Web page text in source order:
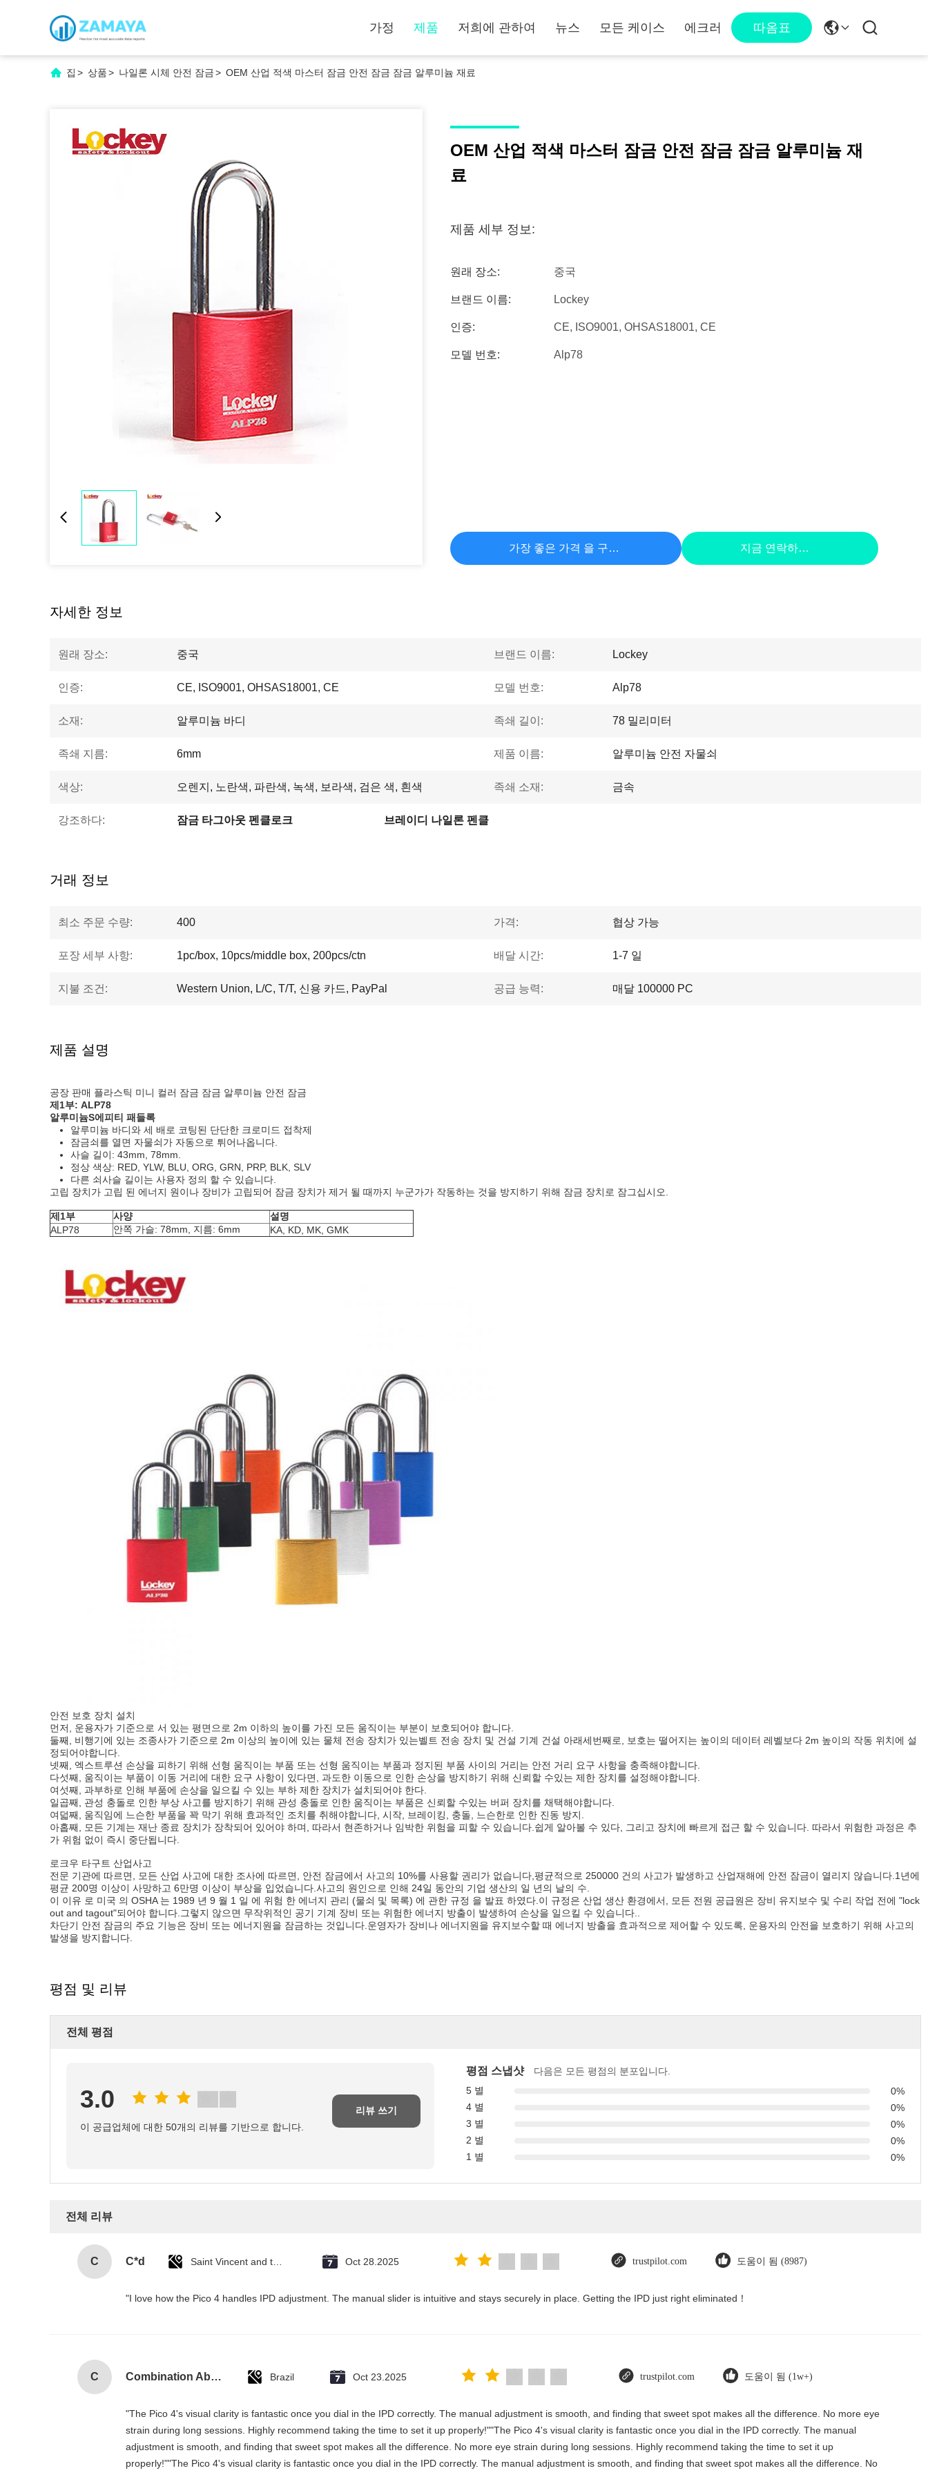
가정 제품 저희에 관하여 뉴스 모든 케이스 에크러 따옴표
집 > 상품> 나일론 시체 안전 잠금> OEM 산업 적색 마스터 잠금 안전 잠금 잠금 알루미늄 재료
OEM 산업 적색 마스터 잠금 안전 잠금 잠금 알루미늄 재
료
제품 세부 정보:
원래 장소: 중국
브랜드 이름: Lockey
인증: CE, ISO9001, OHSAS18001, CE
모델 번호: Alp78
가장 좋은 가격 을 구하라 지금 연락하세요
자세한 정보
원래 장소: 중국 브랜드 이름: Lockey
인증: CE, ISO9001, OHSAS18001, CE 모델 번호: Alp78
소재: 알루미늄 바디 족쇄 길이: 78 밀리미터
족쇄 지름: 6mm 제품 이름: 알루미늄 안전 자물쇠
색상: 오렌지, 노란색, 파란색, 녹색, 보라색, 검은 색, 흰색 족쇄 소재: 금속
강조하다: 잠금 타그아웃 펜클로크 브레이디 나일론 펜클
거래 정보
최소 주문 수량: 400 가격: 협상 가능
포장 세부 사항: 1pc/box, 10pcs/middle box, 200pcs/ctn 배달 시간: 1-7 일
지불 조건: Western Union, L/C, T/T, 신용 카드, PayPal 공급 능력: 매달 100000 PC
제품 설명
공장 판매 플라스틱 미니 컬러 잠금 잠금 알루미늄 안전 잠금
제1부: ALP78
알루미늄S에피티 패들록
알루미늄 바디와 세 배로 코팅된 단단한 크로미드 접착제
잠금쇠를 열면 자물쇠가 자동으로 튀어나옵니다.
사슬 길이: 43mm, 78mm.
정상 색상: RED, YLW, BLU, ORG, GRN, PRP, BLK, SLV
다른 쇠사슬 길이는 사용자 정의 할 수 있습니다.
고립 장치가 고립 된 에너지 원이나 장비가 고립되어 잠금 장치가 제거 될 때까지 누군가가 작동하는 것을 방지하기 위해 잠금 장치로 잠그십시오.
제1부 사양
설명
ALP78
안쪽 가슬: 78mm, 지름: 6mm KA, KD, MK, GMK
안전 보호 장치 설치
먼저, 운용자가 기준으로 서 있는 평면으로 2m 이하의 높이를 가진 모든 움직이는 부분이 보호되어야 합니다.
둘째, 비행기에 있는 조종사가 기준으로 2m 이상의 높이에 있는 물체 전송 장치가 있는벨트 전송 장치 및 건설 기계 건설 아래세번째로, 보호는 떨어지는 높이의 데이터 레벨보다 2m 높이의 작동 위치에 설
정되어야합니다.
넷째, 엑스트루션 손상을 피하기 위해 선형 움직이는 부품 또는 선형 움직이는 부품과 정지된 부품 사이의 거리는 안전 거리 요구 사항을 충족해야합니다.
다섯째, 움직이는 부품이 이동 거리에 대한 요구 사항이 있다면, 과도한 이동으로 인한 손상을 방지하기 위해 신뢰할 수있는 제한 장치를 설정해야합니다.
여섯째, 과부하로 인해 부품에 손상을 일으킬 수 있는 부하 제한 장치가 설치되어야 한다.
일곱째, 관성 충돌로 인한 부상 사고를 방지하기 위해 관성 충돌로 인한 움직이는 부품은 신뢰할 수있는 버퍼 장치를 채택해야합니다.
여덟째, 움직임에 느슨한 부품을 꽉 막기 위해 효과적인 조치를 취해야합니다, 시작, 브레이킹, 충돌, 느슨한로 인한 진동 방지.
아홉째, 모든 기계는 재난 종료 장치가 장착되어 있어야 하며, 따라서 현존하거나 임박한 위험을 피할 수 있습니다.쉽게 알아볼 수 있다, 그리고 장치에 빠르게 접근 할 수 있습니다. 따라서 위험한 과정은 추
가 위험 없이 즉시 중단됩니다.
로크우 타구트 산업사고
전문 기관에 따르면, 모든 산업 사고에 대한 조사에 따르면, 안전 잠금에서 사고의 10%를 사용할 권리가 없습니다,평균적으로 250000 건의 사고가 발생하고 산업재해에 안전 잠금이 열리지 않습니다.1년에
평균 200명 이상이 사망하고 6만명 이상이 부상을 입었습니다.사고의 원인으로 인해 24일 동안의 기업 생산의 일 년의 날의 수.
이 이유 로 미국 의 OSHA 는 1989 년 9 월 1 일 에 위험 한 에너지 관리 (물쇠 및 목록) 에 관한 규정 을 발표 하였다.이 규정은 산업 생산 환경에서, 모든 전원 공급원은 장비 유지보수 및 수리 작업 전에 "lock
out and tagout"되어야 합니다.그렇지 않으면 무작위적인 공기 기계 장비 또는 위험한 에너지 방출이 발생하여 손상을 일으킬 수 있습니다..
차단기 안전 잠금의 주요 기능은 장비 또는 에너지원을 잠금하는 것입니다.운영자가 장비나 에너지원을 유지보수할 때 에너지 방출을 효과적으로 제어할 수 있도록, 운용자의 안전을 보호하기 위해 사고의
발생을 방지합니다.
평점 및 리뷰
전체 평점
3.0
이 공급업체에 대한 50개의 리뷰를 기반으로 합니다.
리뷰 쓰기
평점 스냅샷
다음은 모든 평점의 분포입니다.
5 별
0%
4 별
0%
3 별
0%
2 별
0%
1 별
0%
전체 리뷰
C C*d Oct 28.2025 trustpilot.com 도움이 됨 (8987)
"I love how the Pico 4 handles IPD adjustment. The manual slider is intuitive and stays securely in place. Getting the IPD just right eliminated！
C Combination Abs Open Padlock Hasp Lockout Station Board Brazil Oct 23.2025 trustpilot.com 도움이 됨 (1w+)
"The Pico 4's visual clarity is fantastic once you dial in the IPD correctly. The manual adjustment is smooth, and finding that sweet spot makes all the difference. No more eye
strain during long sessions. Highly recommend taking the time to set it up properly!""The Pico 4's visual clarity is fantastic once you dial in the IPD correctly. The manual
adjustment is smooth, and finding that sweet spot makes all the difference. No more eye strain during long sessions. Highly recommend taking the time to set it up
properly!""The Pico 4's visual clarity is fantastic once you dial in the IPD correctly. The manual adjustment is smooth, and finding that sweet spot makes all the difference. No